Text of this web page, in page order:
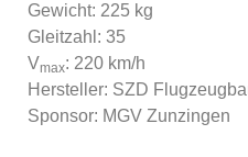
Gewicht: 225 kg
Gleitzahl: 35
Vmax: 220 km/h
Hersteller: SZD
Sponsor: MGV Zunzingen